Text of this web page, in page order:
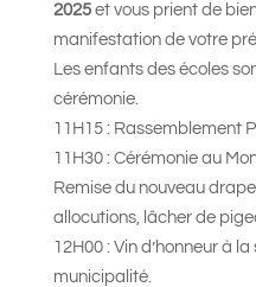
2025et vous prient de
manifestation de votre
Les enfants des écoles
cérémonie.
11H15 : Rassemblement
11H30 : Cérémonie au
Remise du nouveau
allocutions, lâcher de
12H00 : Vin d’honneur à
municipalité.